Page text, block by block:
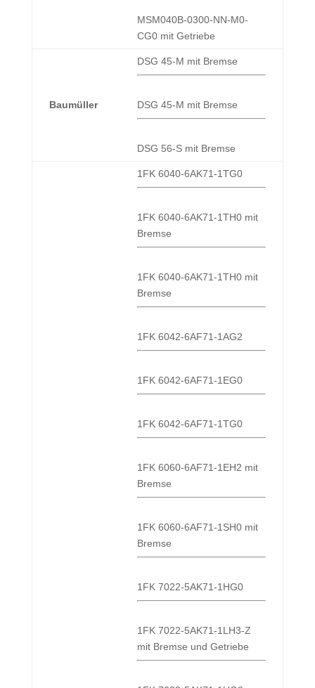
MSM040B-0300-NN-M0-
CG0 mit Getriebe
Baumüller
DSG 45-M mit Bremse
DSG 45-M mit Bremse
DSG 56-S mit Bremse
1FK 6040-6AK71-1TG0
1FK 6040-6AK71-1TH0 mit
Bremse
1FK 6040-6AK71-1TH0 mit
Bremse
1FK 6042-6AF71-1AG2
1FK 6042-6AF71-1EG0
1FK 6042-6AF71-1TG0
1FK 6060-6AF71-1EH2 mit
Bremse
1FK 6060-6AF71-1SH0 mit
Bremse
1FK 7022-5AK71-1HG0
1FK 7022-5AK71-1LH3-Z
mit Bremse und Getriebe